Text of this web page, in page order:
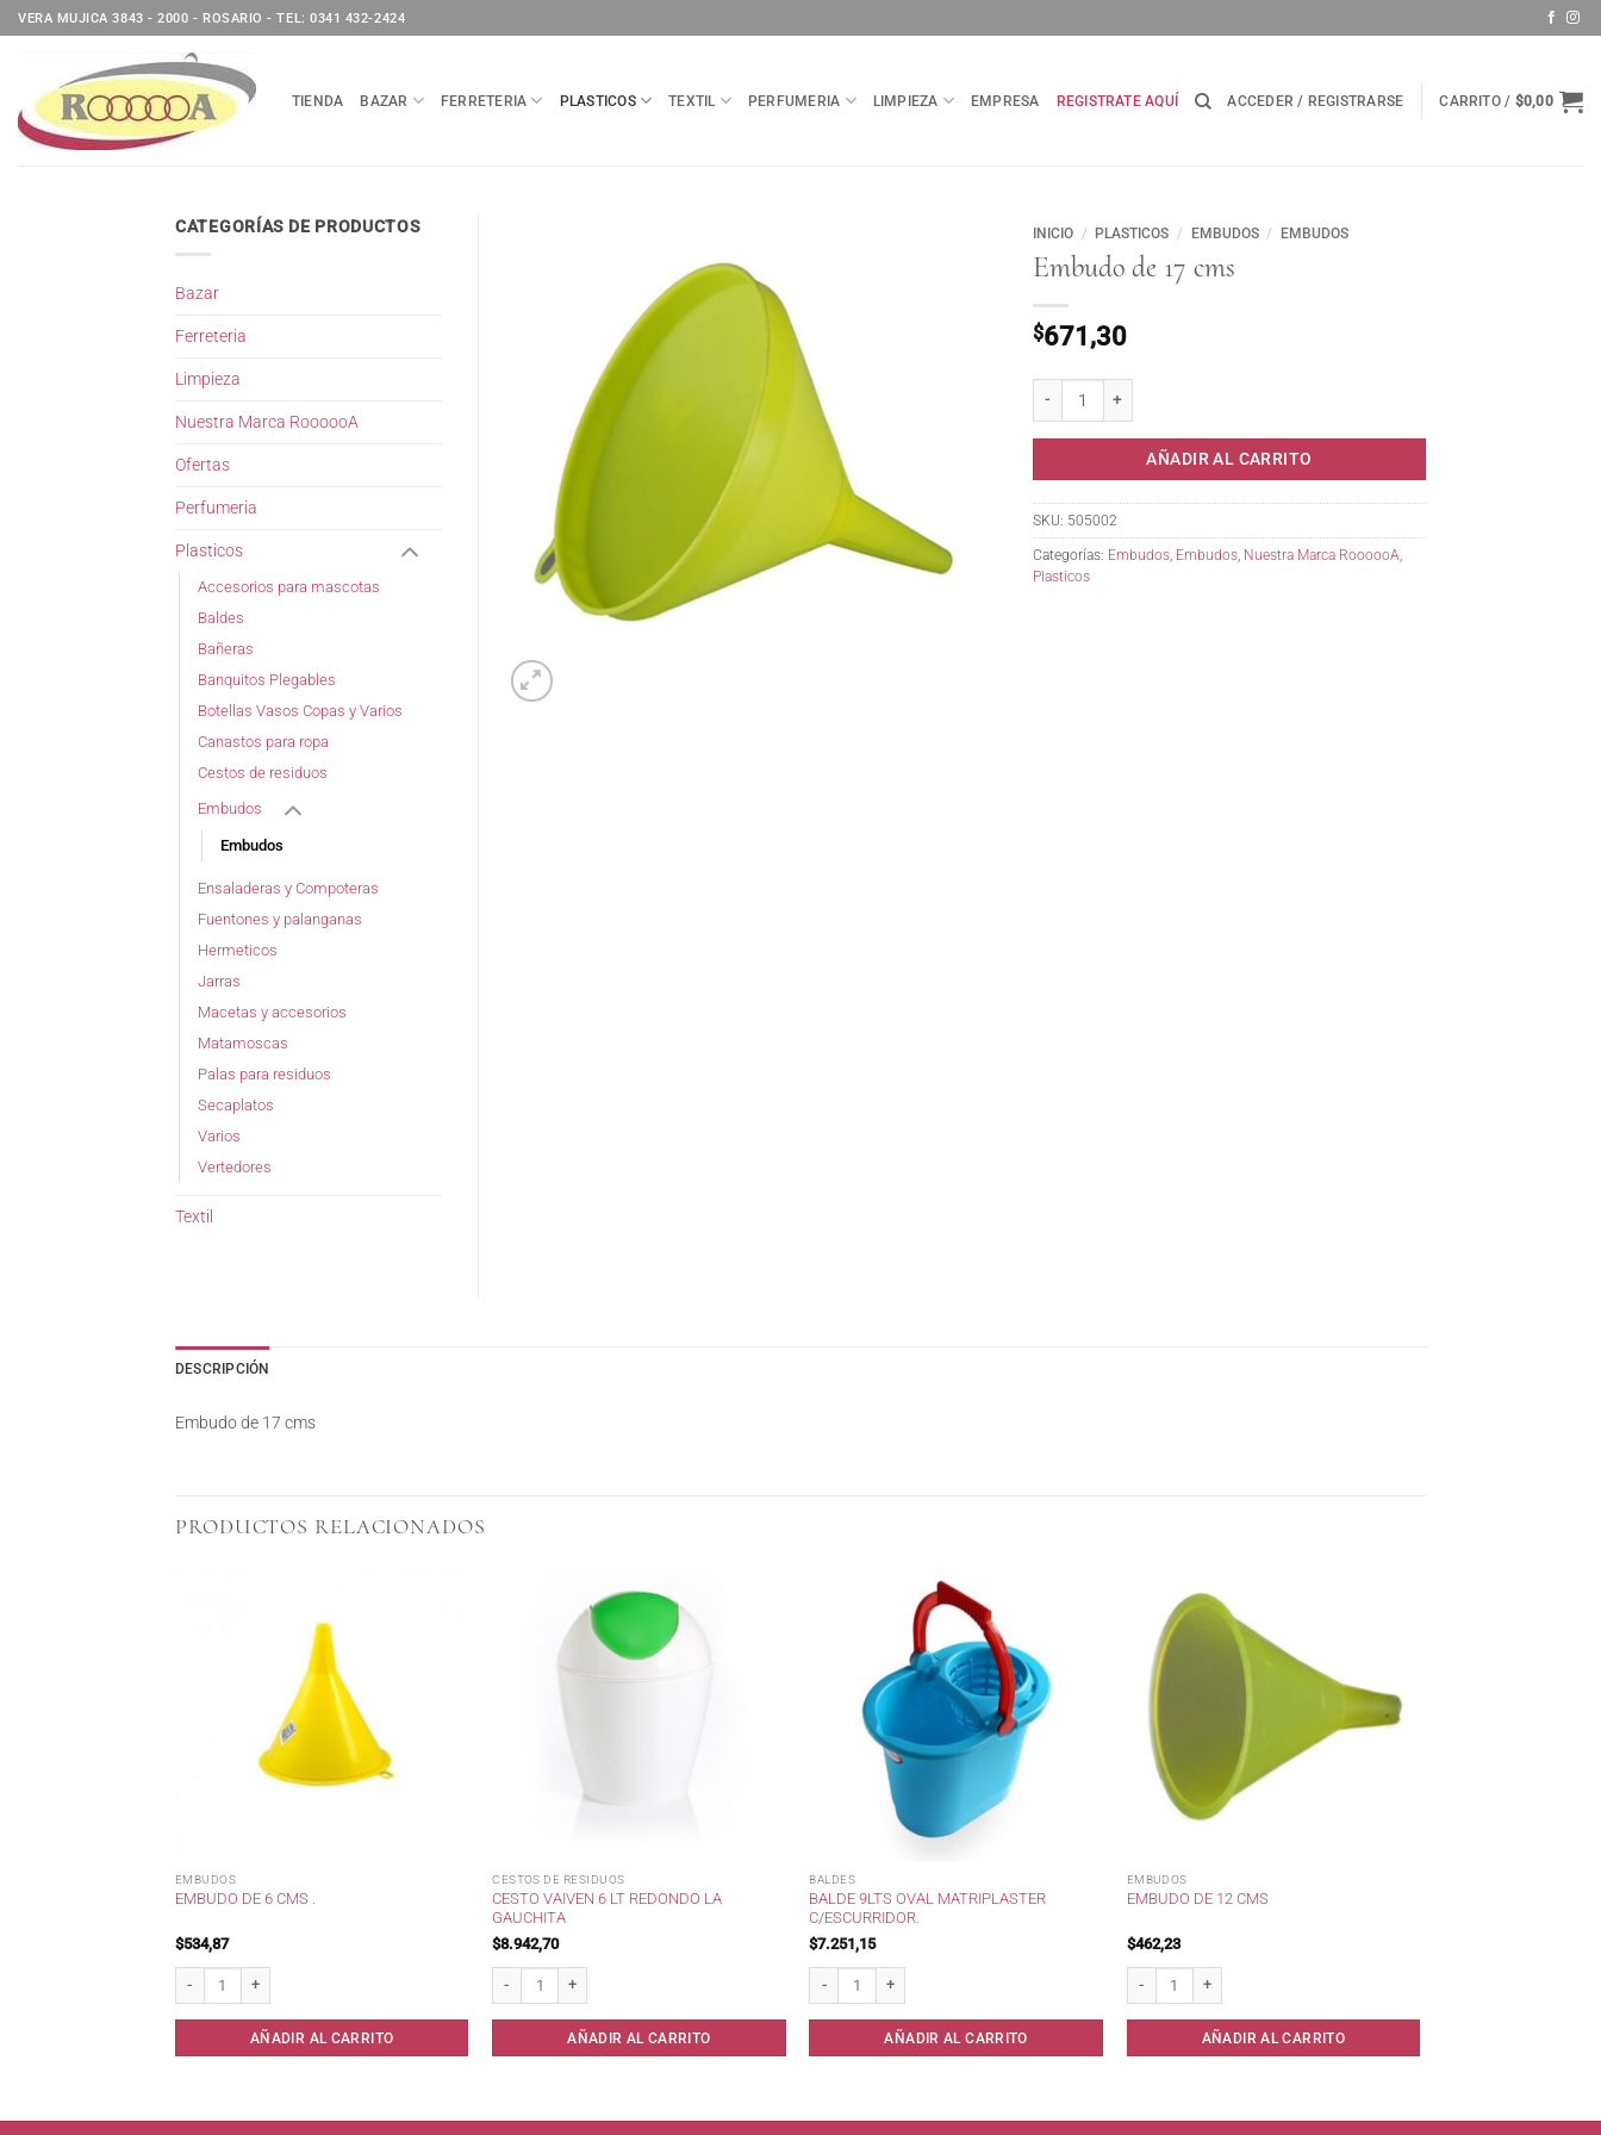
Saltar
al
VERA MUJICA 3843 - 2000 - ROSARIO - TEL: 0341 432-2424
TIENDA BAZAR FERRETERIA PLASTICOS TEXTIL PERFUMERIA LIMPIEZA EMPRESA REGISTRATE AQUÍ ACCEDER / REGISTRARSE CARRITO / $0,00
INICIO / PLASTICOS / EMBUDOS / EMBUDOS
Embudo de 17 cms
$671,30
AÑADIR AL CARRITO
SKU: 505002
Categorías: Embudos Embudos Nuestra Marca RoooooA
Plasticos
CATEGORÍAS DE PRODUCTOS
Bazar
Ferreteria
Limpieza
Nuestra Marca RoooooA
Ofertas
Perfumeria
Plasticos
Accesorios para mascotas
Baldes
Bañeras
Banquitos Plegables
Botellas Vasos Copas y Varios
Canastos para ropa
Cestos de residuos
Embudos
Embudos
Ensaladeras y Compoteras
Fuentones y palanganas
Hermeticos
Jarras
Macetas y accesorios
Matamoscas
Palas para residuos
Secaplatos
Varios
Vertedores
Textil
DESCRIPCIÓN
Embudo de 17 cms
PRODUCTOS RELACIONADOS
EMBUDOS
EMBUDO DE 6 CMS .
$534,87
AÑADIR AL CARRITO
CESTOS DE RESIDUOS
CESTO VAIVEN 6 LT REDONDO LA
GAUCHITA
$8.942,70
AÑADIR AL CARRITO
BALDES
BALDE 9LTS OVAL MATRIPLASTER
C/ESCURRIDOR.
$7.251,15
AÑADIR AL CARRITO
EMBUDOS
EMBUDO DE 12 CMS
$462,23
AÑADIR AL CARRITO